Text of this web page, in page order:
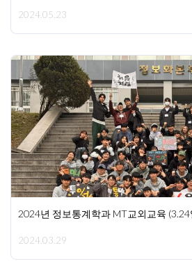
2024.05.23
2024년 정보통계학과 MT교외교육 (3.24
2024.03.29